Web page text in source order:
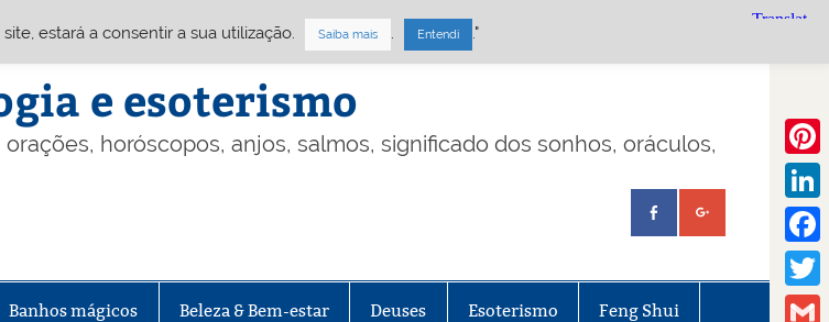
e esoterismo
horóscopos, anjos, salmos, significado dos sonhos, oráculos,
Banhos mágicos Beleza & Bem-estar Deuses Esoterismo Feng Shui
estará a consentir a sua utilização. Saiba mais . Entendi ."